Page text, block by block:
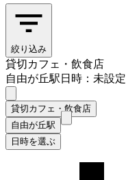
絞り込み
貸切カフェ・飲食店
自由が丘駅日時：未設定
貸切カフェ・飲食店
自由が丘駅
日時を選ぶ